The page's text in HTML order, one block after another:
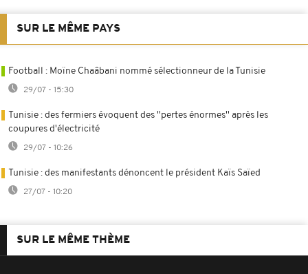
SUR LE MÊME PAYS
Football : Moïne Chaâbani nommé sélectionneur de la Tunisie
29/07 - 15:30
Tunisie : des fermiers évoquent des ''pertes énormes'' après les
coupures d'électricité
29/07 - 10:26
Tunisie : des manifestants dénoncent le président Kaïs Saïed
27/07 - 10:20
SUR LE MÊME THÈME